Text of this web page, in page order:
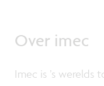
Over imec
Imec is ’s werelds